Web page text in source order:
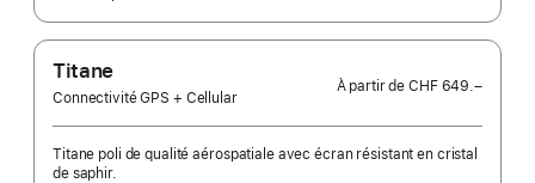
Titane
Connectivité GPS + Cellular
À partir deCHF 649.–
Titane poli de qualité aérospatiale avec écran résistant en cristal
de saphir.